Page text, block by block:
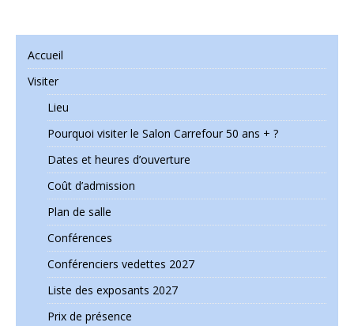
Accueil
Visiter
Lieu
Pourquoi visiter le Salon Carrefour 50 ans + ?
Dates et heures d’ouverture
Coût d’admission
Plan de salle
Conférences
Conférenciers vedettes 2027
Liste des exposants 2027
Prix de présence